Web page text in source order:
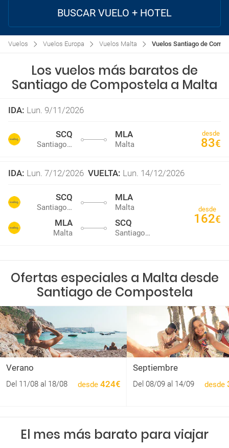
BUSCAR VUELO + HOTEL
Vuelos Vuelos Europa Vuelos Malta Vuelos Santiago de
Los vuelos más baratos de
Santiago de Compostela a Malta
IDA: Lun. 9/11/2026
SCQ
Santiago de Compostela
MLA
Malta
desde
83€
IDA: Lun. 7/12/2026 VUELTA: Lun. 14/12/2026
SCQ
Santiago de Compostela
MLA
Malta
MLA
Malta
SCQ
Santiago de Compostela
desde
162€
Ofertas especiales a Malta desde
Santiago de Compostela
Verano
Del 11/08 al 18/08 desde 424€
Septiembre
Del 08/09 al 14/09 desde
El mes más barato para viajar